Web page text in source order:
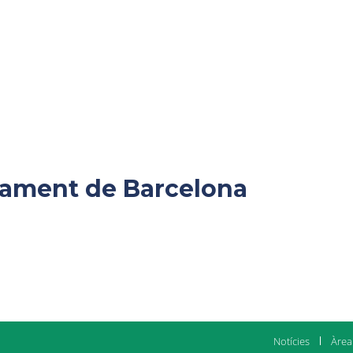
de Barcelona
Notícies